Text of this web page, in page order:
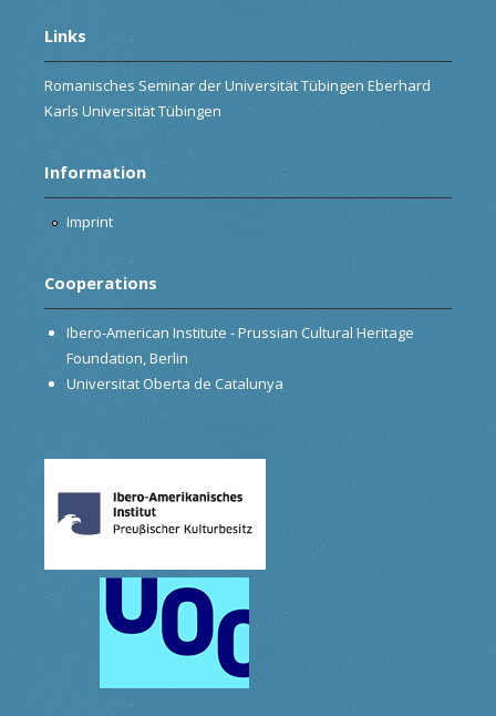
Links
Romanisches Seminar der Universität Tübingen Eberhard
Karls Universität Tübingen
Information
Imprint
Cooperations
Ibero-American Institute - Prussian Cultural Heritage
Foundation, Berlin
Universitat Oberta de Catalunya